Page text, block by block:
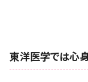
東洋医学では心